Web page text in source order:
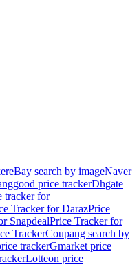
eBay search by imageNaver
price trackerDhgate
tracker for
Tracker for DarazPrice
SnapdealPrice Tracker for
TrackerCoupang search by
trackerGmarket price
Lotteon price